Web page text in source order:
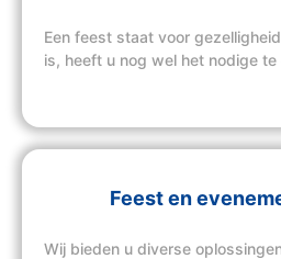
Een feest staat voor
is, heeft u nog wel het nodige te
Feest en
Wij bieden u diverse